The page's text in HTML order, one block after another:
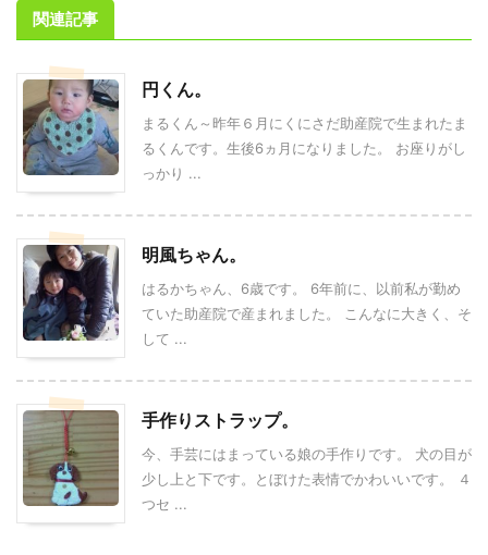
関連記事
円くん。
まるくん～昨年６月にくにさだ助産院で生まれたま
るくんです。生後6ヵ月になりました。 お座りがし
っかり ...
明風ちゃん。
はるかちゃん、6歳です。 6年前に、以前私が勤め
ていた助産院で産まれました。 こんなに大きく、そ
して ...
手作りストラップ。
今、手芸にはまっている娘の手作りです。 犬の目が
少し上と下です。とぼけた表情でかわいいです。 ４
つセ ...